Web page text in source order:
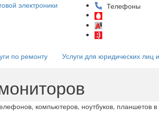
электроники
Телефоны
по ремонту Услуги для юридических лиц
компьютеров, ноутбуков, планшетов